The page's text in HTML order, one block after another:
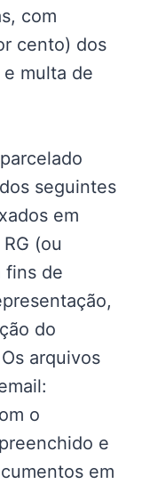
com
cento) dos
multa de
seguintes
em
(ou
fins de
do
arquivos
o
e
em